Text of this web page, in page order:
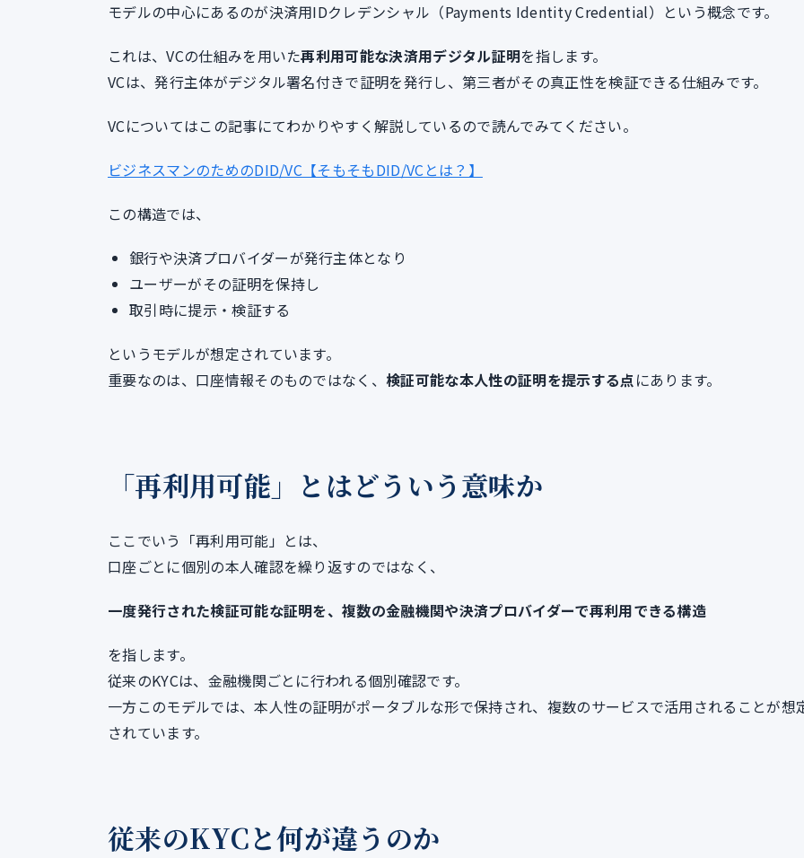
モデルの中心にあるのが決済用IDクレデンシャル（Payments Identity Credential）という概念です。
これは、VCの仕組みを用いた再利用可能な決済用デジタル証明を指します。
VCは、発行主体がデジタル署名付きで証明を発行し、第三者がその真正性を検証できる仕組みです。
VCについてはこの記事にてわかりやすく解説しているので読んでみてください。
ビジネスマンのためのDID/VC【そもそもDID/VCとは？】
この構造では、
銀行や決済プロバイダーが発行主体となり
ユーザーがその証明を保持し
取引時に提示・検証する
というモデルが想定されています。
重要なのは、口座情報そのものではなく、検証可能な本人性の証明を提示する点にあります。
「再利用可能」とはどういう意味か
ここでいう「再利用可能」とは、
口座ごとに個別の本人確認を繰り返すのではなく、
一度発行された検証可能な証明を、複数の金融機関や決済プロバイダーで再利用できる構造
を指します。
従来のKYCは、金融機関ごとに行われる個別確認です。
一方このモデルでは、本人性の証明がポータブルな形で保持され、複数のサービスで活用されることが想
されています。
従来のKYCと何が違うのか